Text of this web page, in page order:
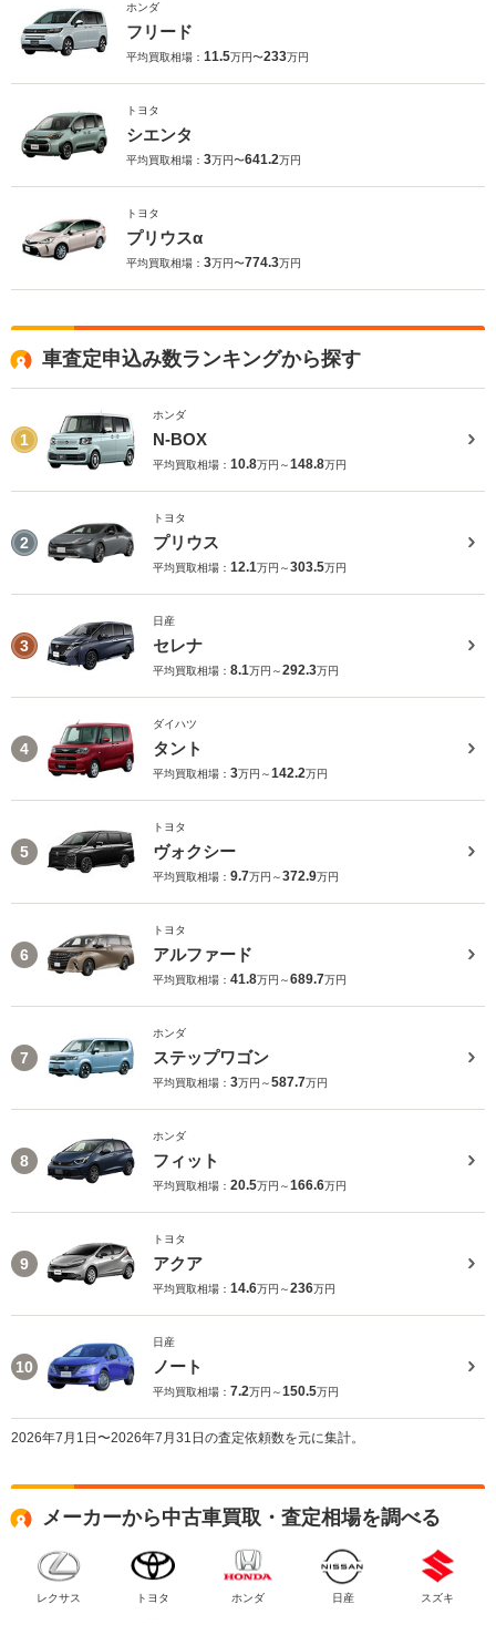
ホンダ
フリード
平均買取相場： 11.5万円〜233万円
トヨタ
シエンタ
平均買取相場： 3万円〜641.2万円
トヨタ
プリウスα
平均買取相場： 3万円〜774.3万円
車査定申込み数ランキングから探す
1
ホンダ
N-BOX
平均買取相場： 10.8万円～148.8万円
2
トヨタ
プリウス
平均買取相場： 12.1万円～303.5万円
3
日産
セレナ
平均買取相場： 8.1万円～292.3万円
4
ダイハツ
タント
平均買取相場： 3万円～142.2万円
5
トヨタ
ヴォクシー
平均買取相場： 9.7万円～372.9万円
6
トヨタ
アルファード
平均買取相場： 41.8万円～689.7万円
7
ホンダ
ステップワゴン
平均買取相場： 3万円～587.7万円
8
ホンダ
フィット
平均買取相場： 20.5万円～166.6万円
9
トヨタ
アクア
平均買取相場： 14.6万円～236万円
10
日産
ノート
平均買取相場： 7.2万円～150.5万円
2026年7月1日〜2026年7月31日の査定依頼数を元に集計。
メーカーから中古車買取・査定相場を調べる
レクサス トヨタ ホンダ 日産 スズキ